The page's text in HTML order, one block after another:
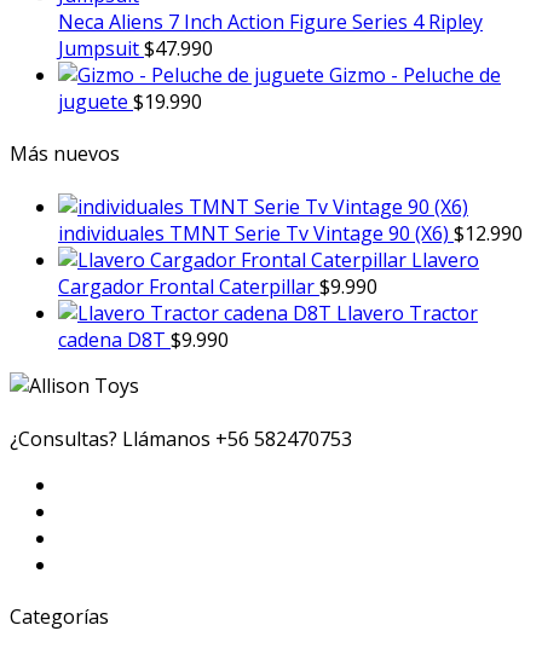
Neca Aliens 7 Inch Action Figure Series 4 Ripley
Jumpsuit$47.990
Gizmo - Peluche de
juguete $19.990
Más nuevos
individuales TMNT Serie Tv Vintage 90 (X6) $12.990
Llavero
Cargador Frontal Caterpillar$9.990
Llavero Tractor
cadena D8T $9.990
¿Consultas? Llámanos +56 582470753
Categorías